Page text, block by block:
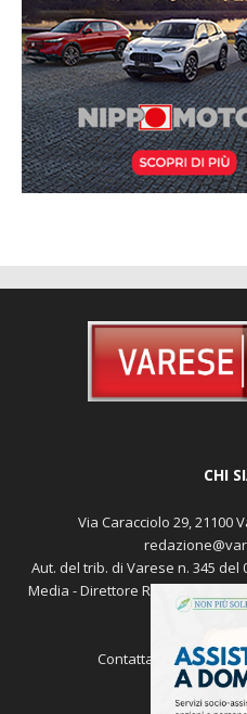
CHI
Via Caracciolo 29, 21100
Aut. del trib. di Varese n. 345 del
Media - Direttore Responsabile:
Contattaci: